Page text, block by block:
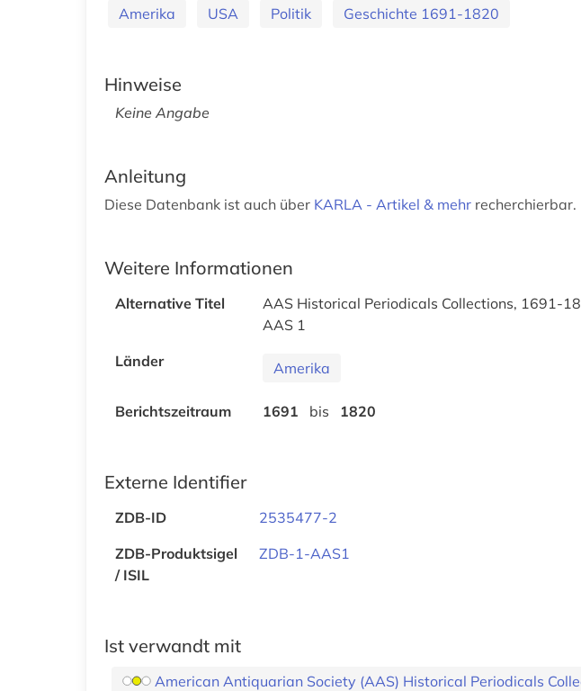
Amerika USA Politik Geschichte 1691-1820
Hinweise
Keine Angabe
Anleitung
Diese Datenbank ist auch über KARLA - Artikel & mehr recherchierbar.
Weitere Informationen
Alternative Titel
AAS Historical Periodicals Collections, 1691-
AAS 1
Länder
Amerika
Berichtszeitraum 1691 bis 1820
Externe Identifier
ZDB-ID
2535477-2
ZDB-Produktsigel
/ ISIL
ZDB-1-AAS1
Ist verwandt mit
American Antiquarian Society (AAS) Historical Periodicals